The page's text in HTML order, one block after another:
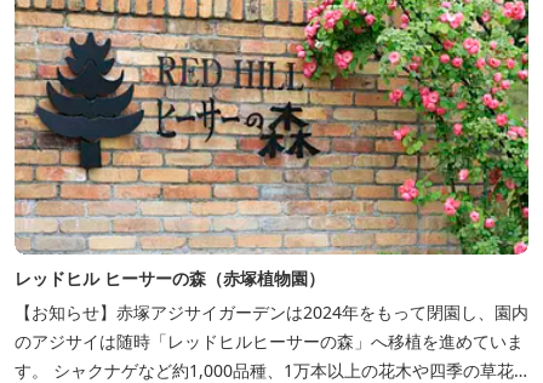
レッドヒル ヒーサーの森（赤塚植物園）
【お知らせ】赤塚アジサイガーデンは2024年をもって閉園し、園内
のアジサイは随時「レッドヒルヒーサーの森」へ移植を進めていま
す。 シャクナゲなど約1,000品種、1万本以上の花木や四季の草花